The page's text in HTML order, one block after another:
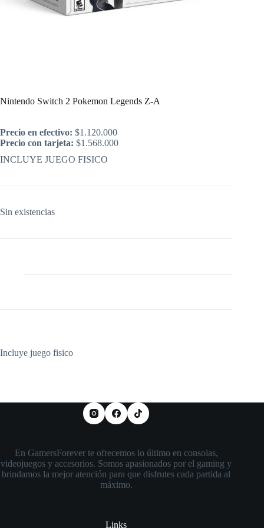
Nintendo Switch 2 Pokemon Legends Z-A
Precio en efectivo: $1.120.000
Precio con tarjeta: $1.568.000
INCLUYE JUEGO FISICO
Sin existencias
Incluye juego fisico
En GamersForever te ofrecemos lo último en consolas,
videojuegos y accesorios. Somos apasionados por el gaming y
brindamos la mejor atención para que disfrutes cada partida al
máximo.
Links